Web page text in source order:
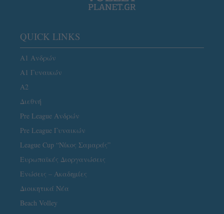
QUICK LINKS
Α1 Ανδρών
Α1 Γυναικών
A2
Διεθνή
Pre League Ανδρών
Pre League Γυναικών
League Cup “Νίκος Σαμαράς”
Ευρωπαϊκές Διοργανώσεις
Ενώσεις – Ακαδημίες
Διοικητικά Νέα
Beach Volley